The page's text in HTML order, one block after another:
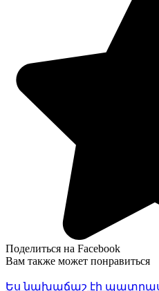
Поделиться на Facebook
Вам также может понравиться
Ես նախաճաշ էի